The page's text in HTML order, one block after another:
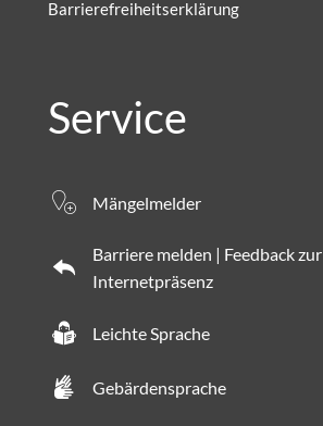
Barrierefreiheitserklärung
Service
Mängelmelder
Barriere melden | Feedback zur
Internetpräsenz
Leichte Sprache
Gebärdensprache